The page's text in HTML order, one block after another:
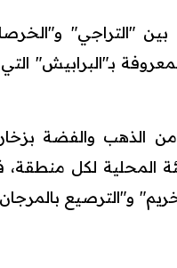
"التراجي"
بـ"البرابيش"
الذهب والفضة
المحلية لكل
و"الترصيع